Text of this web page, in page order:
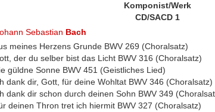
Komponist/Werk
CD/SACD 1
Sebastian Bach
meines Herzens Grunde BWV 269 (Choralsatz)
der du selber bist das Licht BWV 316 (Choralsatz)
güldne Sonne BWV 451 (Geistliches Lied)
dank dir, Gott, für deine Wohltat BWV 346 (Choralsatz)
dank dir schon durch deinen Sohn BWV 349
deinen Thron tret ich hiermit BWV 327 (Choralsatz)